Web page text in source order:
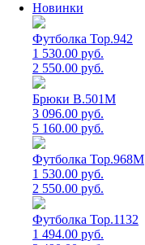
Новинки
Футболка Top.942
1 530.00 руб.
2 550.00 руб.
Брюки B.501M
3 096.00 руб.
5 160.00 руб.
Футболка Top.968M
1 530.00 руб.
2 550.00 руб.
Футболка Top.1132
1 494.00 руб.